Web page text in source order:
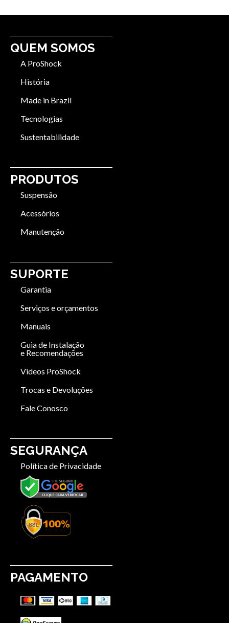
QUEM SOMOS
A ProShock
História
Made in Brazil
Tecnologias
Sustentabilidade
PRODUTOS
Suspensão
Acessórios
Manutenção
SUPORTE
Garantia
Serviços e orçamentos
Manuais
Guia de Instalação
e Recomendações
Videos ProShock
Trocas e Devoluções
Fale Conosco
SEGURANÇA
Política de Privacidade
PAGAMENTO